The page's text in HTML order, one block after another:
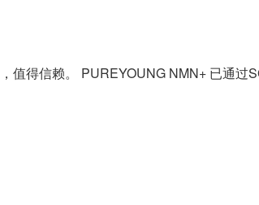
得信赖。 PUREYOUNG NMN+ 已通过